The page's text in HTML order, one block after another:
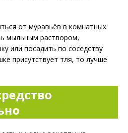
от муравьёв в комнатных
мыльным раствором,
или посадить по соседству
присутствует тля, то лучше